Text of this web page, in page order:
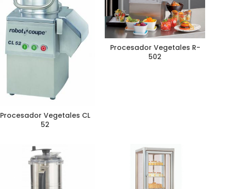
Procesador Vegetales CL
52
Procesador Vegetales R-
502